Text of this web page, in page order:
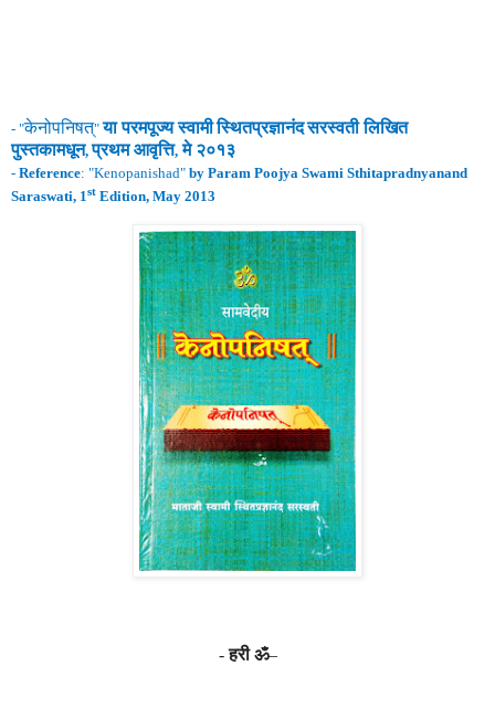
- "केनोपनिषत्"या परमपूज्य स्वामीस्थितप्रज्ञानंदसरस्वती लिखित
पुस्तकामधून,प्रथमआवृत्ति, मे २०१३
- Reference: "Kenopanishad" by Param Poojya Swami Sthitapradnyanand
Saraswati, 1st Edition, May 2013
-हरी ॐ–